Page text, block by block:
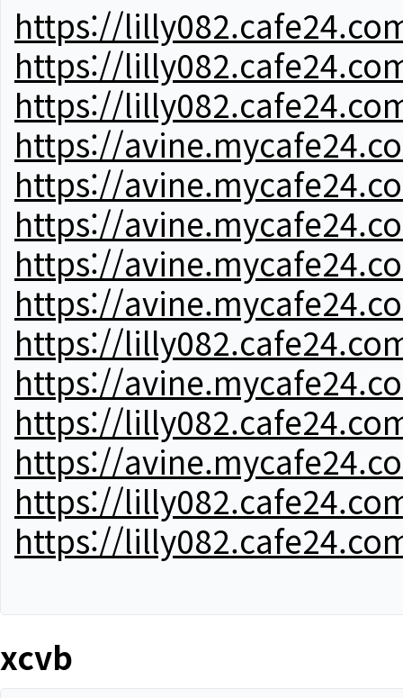
https://
https://
https://
https://
https://
https://
https://
https://
https://
https://
https://
https://
https://
https://
xcvb